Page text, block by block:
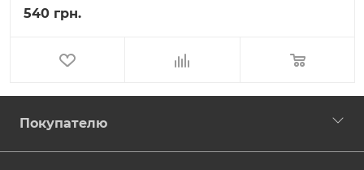
540 грн.
Покупателю